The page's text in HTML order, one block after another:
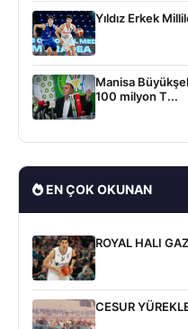
Yıldız Erkek
Manisa
100 milyon T...
EN ÇOK OKUNAN
ROYAL HALI
CESUR